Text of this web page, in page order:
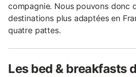
compagnie. Nous pouvons donc
destinations plus adaptées en
quatre pattes.
Les bed & breakfasts